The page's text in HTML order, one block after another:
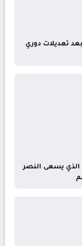
تعديلات دوري
يسعى النصر